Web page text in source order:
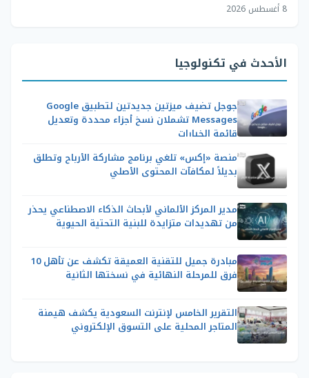
8 أغسطس 2026
الأحدث في تكنولوجيا
جوجل تضيف ميزتين جديدتين لتطبيق Google
Messages تشملان نسخ أجزاء محددة وتعديل
قائمة الخيارات
منصة «إكس» تلغي برنامج مشاركة الأرباح وتطلق
بديلاً لمكافآت المحتوى الأصلي
مدير المركز الألماني لأبحاث الذكاء الاصطناعي يحذر
من تهديدات متزايدة للبنية التحتية الحيوية
مبادرة جميل للتقنية العميقة تكشف عن تأهل 10
فرق للمرحلة النهائية في نسختها الثانية
التقرير الخامس لإنترنت السعودية يكشف هيمنة
المتاجر المحلية على التسوق الإلكتروني